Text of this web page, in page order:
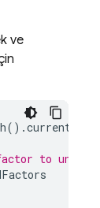
ve
().currentUser
to